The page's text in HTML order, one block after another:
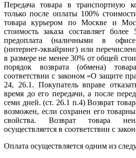
Передача товара в транспортную
только после оплаты 100%
товара курьером по Москве и
стоимость заказа составляет
предоплата (наличными в
(интернет-эквайринг) или
в размере не менее 30% от общей
порядок возврата (обмена)
соответствии с законом «О защите
24, 26.1. Покупатель вправе
время до его передачи, а после
семи дней. (ст. 26.1 п.4) Возврат
возможен, если сохранен его
свойства. Возврат товара
осуществляется в соответствии с
Оплата осуществляется одним из